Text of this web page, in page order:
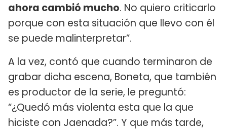
ahora cambió mucho. No quiero criticarlo
porque con esta situación que llevo con él
se puede malinterpretar”.
A la vez, contó que cuando terminaron de
grabar dicha escena, Boneta, que también
es productor de la serie, le preguntó:
“¿Quedó más violenta esta que la que
hiciste con Jaenada?”. Y que más tarde,